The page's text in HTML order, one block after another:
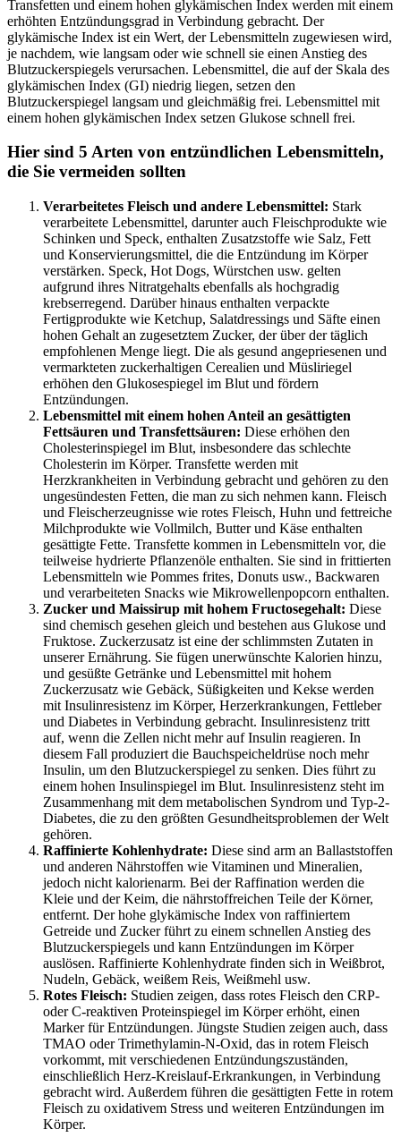
Transfetten und einem hohen glykämischen Index werden mit einem
erhöhten Entzündungsgrad in Verbindung gebracht. Der
glykämische Index ist ein Wert, der Lebensmitteln zugewiesen wird,
je nachdem, wie langsam oder wie schnell sie einen Anstieg des
Blutzuckerspiegels verursachen. Lebensmittel, die auf der Skala des
glykämischen Index (GI) niedrig liegen, setzen den
Blutzuckerspiegel langsam und gleichmäßig frei. Lebensmittel mit
einem hohen glykämischen Index setzen Glukose schnell frei.
Hier sind 5 Arten von entzündlichen Lebensmitteln,
die Sie vermeiden sollten
Verarbeitetes Fleisch und andere Lebensmittel: Stark
verarbeitete Lebensmittel, darunter auch Fleischprodukte wie
Schinken und Speck, enthalten Zusatzstoffe wie Salz, Fett
und Konservierungsmittel, die die Entzündung im Körper
verstärken. Speck, Hot Dogs, Würstchen usw. gelten
aufgrund ihres Nitratgehalts ebenfalls als hochgradig
krebserregend. Darüber hinaus enthalten verpackte
Fertigprodukte wie Ketchup, Salatdressings und Säfte einen
hohen Gehalt an zugesetztem Zucker, der über der täglich
empfohlenen Menge liegt. Die als gesund angepriesenen und
vermarkteten zuckerhaltigen Cerealien und Müsliriegel
erhöhen den Glukosespiegel im Blut und fördern
Entzündungen.
Lebensmittel mit einem hohen Anteil an gesättigten
Fettsäuren und Transfettsäuren: Diese erhöhen den
Cholesterinspiegel im Blut, insbesondere das schlechte
Cholesterin im Körper. Transfette werden mit
Herzkrankheiten in Verbindung gebracht und gehören zu den
ungesündesten Fetten, die man zu sich nehmen kann. Fleisch
und Fleischerzeugnisse wie rotes Fleisch, Huhn und fettreiche
Milchprodukte wie Vollmilch, Butter und Käse enthalten
gesättigte Fette. Transfette kommen in Lebensmitteln vor, die
teilweise hydrierte Pflanzenöle enthalten. Sie sind in frittierten
Lebensmitteln wie Pommes frites, Donuts usw., Backwaren
und verarbeiteten Snacks wie Mikrowellenpopcorn enthalten.
Zucker und Maissirup mit hohem Fructosegehalt: Diese
sind chemisch gesehen gleich und bestehen aus Glukose und
Fruktose. Zuckerzusatz ist eine der schlimmsten Zutaten in
unserer Ernährung. Sie fügen unerwünschte Kalorien hinzu,
und gesüßte Getränke und Lebensmittel mit hohem
Zuckerzusatz wie Gebäck, Süßigkeiten und Kekse werden
mit Insulinresistenz im Körper, Herzerkrankungen, Fettleber
und Diabetes in Verbindung gebracht. Insulinresistenz tritt
auf, wenn die Zellen nicht mehr auf Insulin reagieren. In
diesem Fall produziert die Bauchspeicheldrüse noch mehr
Insulin, um den Blutzuckerspiegel zu senken. Dies führt zu
einem hohen Insulinspiegel im Blut. Insulinresistenz steht im
Zusammenhang mit dem metabolischen Syndrom und Typ-2-
Diabetes, die zu den größten Gesundheitsproblemen der Welt
gehören.
Raffinierte Kohlenhydrate: Diese sind arm an Ballaststoffen
und anderen Nährstoffen wie Vitaminen und Mineralien,
jedoch nicht kalorienarm. Bei der Raffination werden die
Kleie und der Keim, die nährstoffreichen Teile der Körner,
entfernt. Der hohe glykämische Index von raffiniertem
Getreide und Zucker führt zu einem schnellen Anstieg des
Blutzuckerspiegels und kann Entzündungen im Körper
auslösen. Raffinierte Kohlenhydrate finden sich in Weißbrot,
Nudeln, Gebäck, weißem Reis, Weißmehl usw.
Rotes Fleisch: Studien zeigen, dass rotes Fleisch den CRP-
oder C-reaktiven Proteinspiegel im Körper erhöht, einen
Marker für Entzündungen. Jüngste Studien zeigen auch, dass
TMAO oder Trimethylamin-N-Oxid, das in rotem Fleisch
vorkommt, mit verschiedenen Entzündungszuständen,
einschließlich Herz-Kreislauf-Erkrankungen, in Verbindung
gebracht wird. Außerdem führen die gesättigten Fette in rotem
Fleisch zu oxidativem Stress und weiteren Entzündungen im
Körper.